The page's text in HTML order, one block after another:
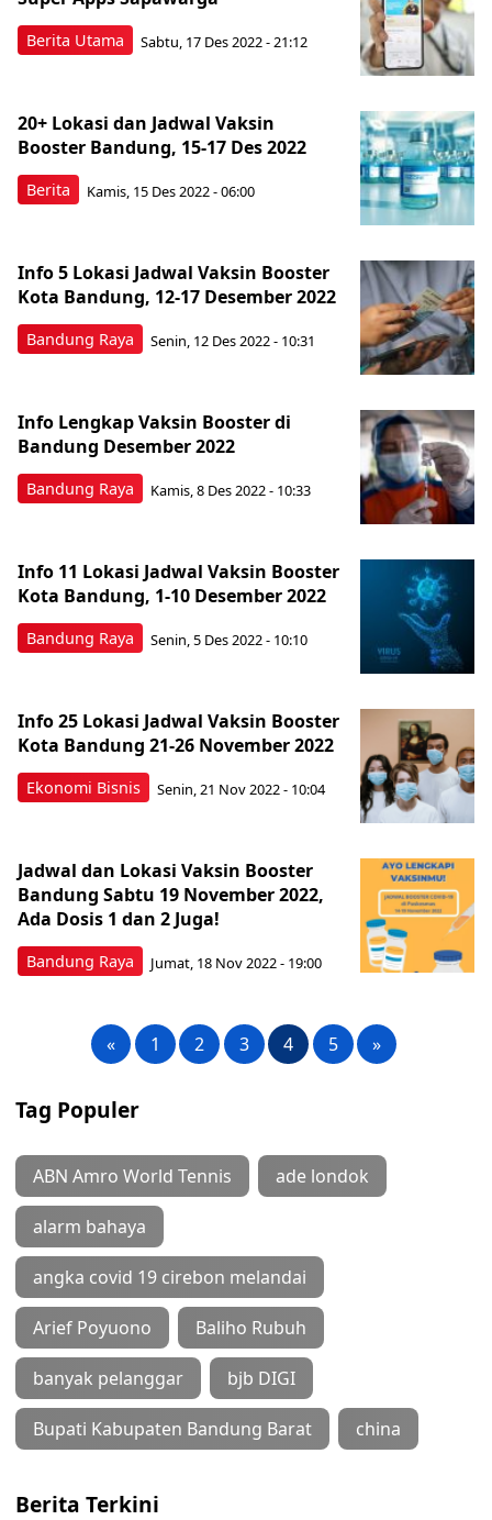
Berita Utama Sabtu, 17 Des 2022 - 21:12
Berita
20+ Lokasi dan Jadwal Vaksin
Booster Bandung, 15-17 Des 2022
Kamis, 15 Des 2022 - 06:00
Bandung Raya
Info 5 Lokasi Jadwal Vaksin Booster
Kota Bandung, 12-17 Desember 2022
Senin, 12 Des 2022 - 10:31
Bandung Raya
Info Lengkap Vaksin Booster di
Bandung Desember 2022
Kamis, 8 Des 2022 - 10:33
Bandung Raya
Info 11 Lokasi Jadwal Vaksin Booster
Kota Bandung, 1-10 Desember 2022
Senin, 5 Des 2022 - 10:10
Ekonomi Bisnis
Info 25 Lokasi Jadwal Vaksin Booster
Kota Bandung 21-26 November 2022
Senin, 21 Nov 2022 - 10:04
Bandung Raya
Jadwal dan Lokasi Vaksin Booster
Bandung Sabtu 19 November 2022,
Ada Dosis 1 dan 2 Juga!
Jumat, 18 Nov 2022 - 19:00
« 1 2 3 4 5 »
Tag Populer
ABN Amro World Tennis ade londok
alarm bahaya
angka covid 19 cirebon melandai
Arief Poyuono Baliho Rubuh
banyak pelanggar bjb DIGI
Bupati Kabupaten Bandung Barat china
Berita Terkini